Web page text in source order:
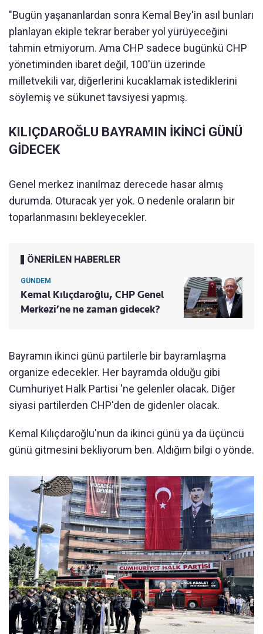
"Bugün yaşananlardan sonra Kemal Bey'in asıl bunları
planlayan ekiple tekrar beraber yol yürüyeceğini
tahmin etmiyorum. Ama CHP sadece bugünkü CHP
yönetiminden ibaret değil, 100'ün üzerinde
milletvekili var, diğerlerini kucaklamak istediklerini
söylemiş ve sükunet tavsiyesi yapmış.
KILIÇDAROĞLU BAYRAMIN İKİNCİ GÜNÜ
GİDECEK
Genel merkez inanılmaz derecede hasar almış
durumda. Oturacak yer yok. O nedenle oraların bir
toparlanmasını bekleyecekler.
ÖNERİLEN HABERLER
GÜNDEM
Kemal Kılıçdaroğlu, CHP Genel
Merkezi’ne ne zaman gidecek?
Bayramın ikinci günü partilerle bir bayramlaşma
organize edecekler. Her bayramda olduğu gibi
Cumhuriyet Halk Partisi 'ne gelenler olacak. Diğer
siyasi partilerden CHP'den de gidenler olacak.
Kemal Kılıçdaroğlu'nun da ikinci günü ya da üçüncü
günü gitmesini bekliyorum ben. Aldığım bilgi o yönde.